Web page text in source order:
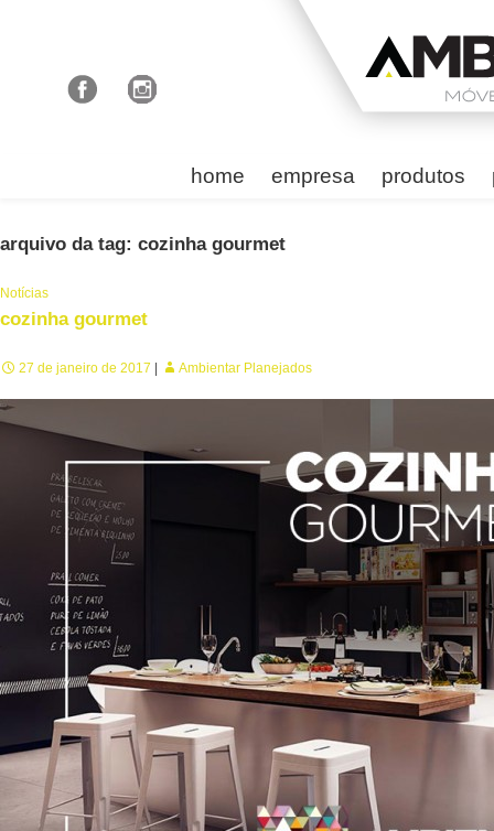
home empresa produtos
arquivo da tag: cozinha gourmet
Notícias
cozinha gourmet
27 de janeiro de 2017 Ambientar Planejados